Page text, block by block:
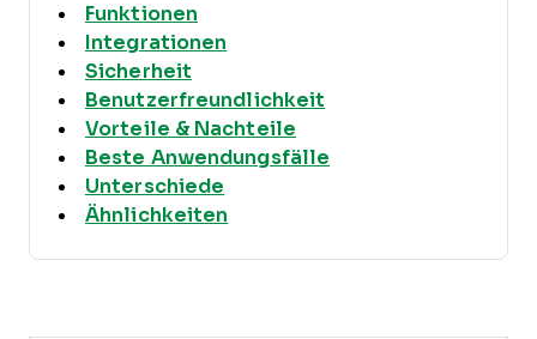
Funktionen
Integrationen
Sicherheit
Benutzerfreundlichkeit
Vorteile & Nachteile
Beste Anwendungsfälle
Unterschiede
Ähnlichkeiten